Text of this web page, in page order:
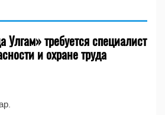
требуется специалист
и охране труда